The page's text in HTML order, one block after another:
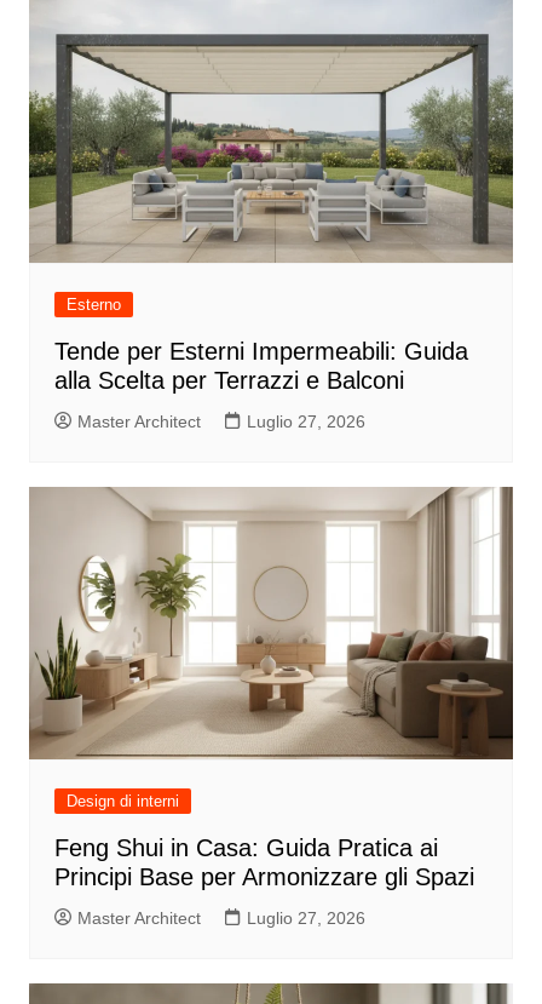
Esterno
Tende per Esterni Impermeabili: Guida
alla Scelta per Terrazzi e Balconi
Master Architect Luglio 27, 2026
Design di interni
Feng Shui in Casa: Guida Pratica ai
Principi Base per Armonizzare gli Spazi
Master Architect Luglio 27, 2026